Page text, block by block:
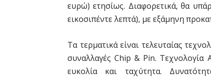
ευρώ) ετησίως. Διαφορετικά, θα
εικοσιπέντε λεπτά), με εξάμηνη
Τα τερματικά είναι τελευταίας
συναλλαγές Chip & Pin. Τεχνολογία
ευκολία και ταχύτητα.